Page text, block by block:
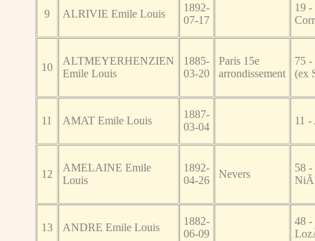
9 ALRIVIE Emile Louis
1892-
07-17
19 -
10
ALTMEYERHENZIEN
Emile Louis
1885-
03-20
Paris 15e
arrondissement
75 -
(ex
11 AMAT Emile Louis
1887-
03-04
11 -
12
AMELAINE Emile
Louis
1892-
04-26
Nevers
58 -
13 ANDRE Emile Louis
1882-
06-09
48 -